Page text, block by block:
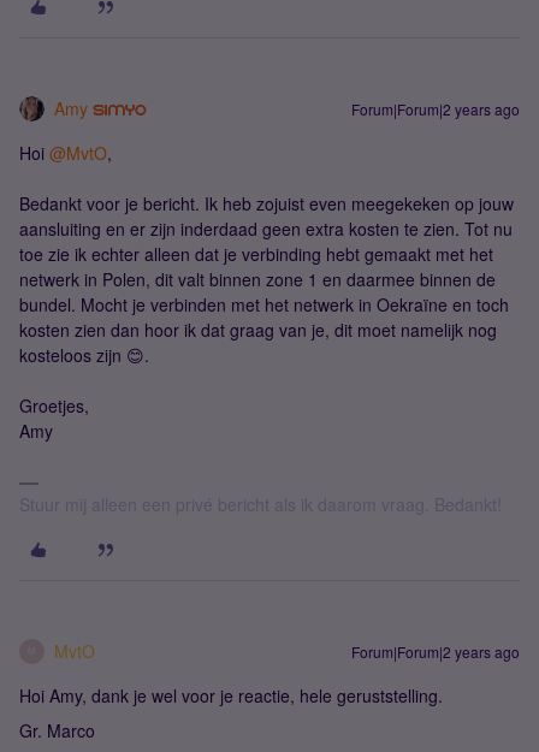
Amy Forum|Forum|2 years ago
Hoi @MvtO,
Bedankt voor je bericht. Ik heb zojuist even meegekeken op jouw
aansluiting en er zijn inderdaad geen extra kosten te zien. Tot nu
toe zie ik echter alleen dat je verbinding hebt gemaakt met het
netwerk in Polen, dit valt binnen zone 1 en daarmee binnen de
bundel. Mocht je verbinden met het netwerk in Oekraïne en toch
kosten zien dan hoor ik dat graag van je, dit moet namelijk nog
kosteloos zijn 😊.
Groetjes,
Amy
Stuur mij alleen een privé bericht als ik daarom vraag. Bedankt!
MvtO Forum|Forum|2 years ago
Hoi Amy, dank je wel voor je reactie, hele geruststelling.
Gr. Marco